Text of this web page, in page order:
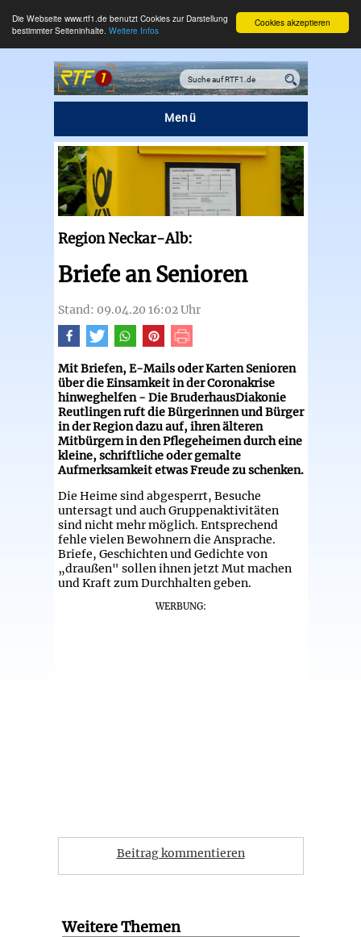
Cookies akzeptieren
Die Webseite www.rtf1.de benutzt Cookies zur Darstellung
bestimmter Seiteninhalte. Weitere Infos
Menü
Region Neckar-Alb:
Briefe an Senioren
Stand: 09.04.20 16:02 Uhr
Mit Briefen, E-Mails oder Karten Senioren
über die Einsamkeit in der Coronakrise
hinweghelfen - Die BruderhausDiakonie
Reutlingen ruft die Bürgerinnen und Bürger
in der Region dazu auf, ihren älteren
Mitbürgern in den Pflegeheimen durch eine
kleine, schriftliche oder gemalte
Aufmerksamkeit etwas Freude zu schenken.
Die Heime sind abgesperrt, Besuche
untersagt und auch Gruppenaktivitäten
sind nicht mehr möglich. Entsprechend
fehle vielen Bewohnern die Ansprache.
Briefe, Geschichten und Gedichte von
„draußen" sollen ihnen jetzt Mut machen
und Kraft zum Durchhalten geben.
WERBUNG:
Beitrag kommentieren
Weitere Themen